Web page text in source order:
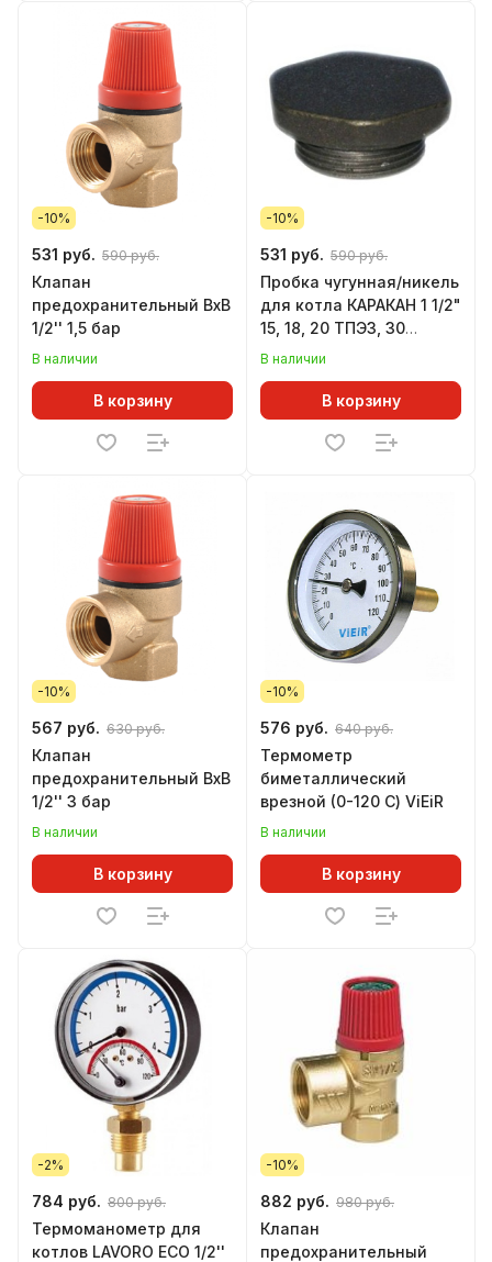
-10%
531 руб. 590 руб.
Клапан
предохранительный ВхВ
1/2'' 1,5 бар
В наличии
В корзину
-10%
531 руб. 590 руб.
Пробка чугунная/никель
для котла КАРАКАН 1 1/2"
15, 18, 20 ТПЭ3, 30
глухая
В наличии
В корзину
-10%
567 руб. 630 руб.
Клапан
предохранительный ВхВ
1/2'' 3 бар
В наличии
В корзину
-10%
576 руб. 640 руб.
Термометр
биметаллический
врезной (0-120 С) ViEiR
В наличии
В корзину
-2%
784 руб. 800 руб.
Термоманометр для
котлов LAVORO ECO 1/2''
-10%
882 руб. 980 руб.
Клапан
предохранительный